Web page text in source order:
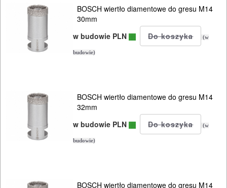
BOSCH wiertło diamentowe do gresu M14
30mm
w budowie PLN
(w
budowie)
BOSCH wiertło diamentowe do gresu M14
32mm
w budowie PLN
(w
budowie)
BOSCH wiertło diamentowe do gresu M14